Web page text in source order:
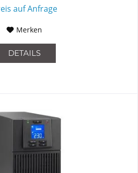
auf Anfrage
Merken
DETAILS